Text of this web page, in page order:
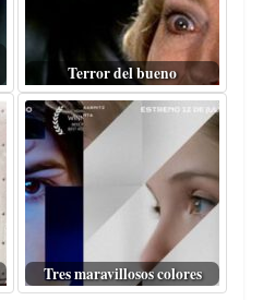
Terror del bueno
Tres maravillosos colores